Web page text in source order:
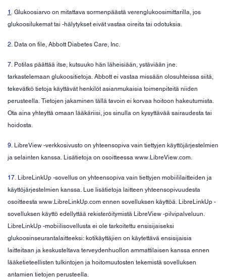
1 . Glukoosiarvo on mitattava sormenpäästä verenglukoosimittarilla, jos
glukoosilukemat tai -hälytykset eivät vastaa oireita tai odotuksia.
2 . Data on file, Abbott Diabetes Care, Inc.
7 . Potilas päättää itse, kutsuuko hän läheisiään, ystäviään jne.
tarkastelemaan glukoositietoja. Abbott ei vastaa missään olosuhteissa siitä,
tekevätkö tietoja käyttävät henkilöt asianmukaisia toimenpiteitä niiden
perusteella. Tietojen jakaminen tällä tavoin ei korvaa hoitoon hakeutumista.
Ota aina yhteyttä omaan lääkäriisi, jos sinulla on kysyttävää sairaudesta tai
hoidosta.
9 . LibreView -verkkosivusto on yhteensopiva vain tiettyjen käyttöjärjestelmien
ja selainten kanssa. Lisätietoja on osoitteessa www.LibreView.com.
17 . LibreLinkUp -sovellus on yhteensopiva vain tiettyjen mobiililaitteiden ja
käyttöjärjestelmien kanssa. Lue lisätietoja laitteen yhteensopivuudesta
osoitteesta www.LibreLinkUp.com ennen sovelluksen käyttöä. LibreLinkUp -
sovelluksen käyttö edellyttää rekisteröitymistä LibreView -pilvipalveluun.
LibreLinkUp -mobiilisovellusta ei ole tarkoitettu ensisijaiseksi
glukoosinseurantalaitteeksi: kotikäyttäjien on käytettävä ensisijaisia
laitteitaan ja keskusteltava terveydenhuollon ammattilaisen kanssa ennen
lääketieteellisten tulkintojen ja hoitomuutosten tekemistä sovelluksen
antamien tietojen perusteella.